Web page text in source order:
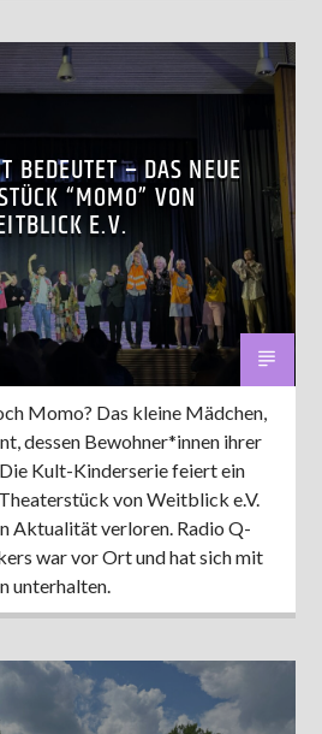
BEDEUTET – DAS NEUE
“MOMO” VON
E.V.
Momo? Das kleine Mädchen,
dessen Bewohner*innen ihrer
Kult-Kinderserie feiert ein
von Weitblick e.V.
Aktualität verloren. Radio Q-
war vor Ort und hat sich mit
unterhalten.